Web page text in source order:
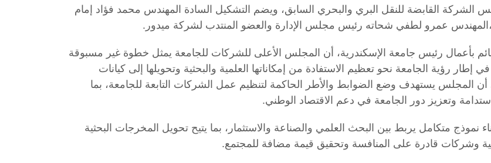
الشركة القابضة للنقل البري والبحري السابق، ويضم التشكيل السادة المهندس محمد فؤاد إمام
عمرو لطفي شحاته رئيس مجلس الإدارة والعضو المنتدب لشركة ميدور.
بأعمال رئيس جامعة الإسكندرية، أن المجلس الأعلى للشركات للجامعة يمثل خطوة غير مسبوقة
رؤية الجامعة نحو تعظيم الاستفادة من إمكاناتها العلمية والبحثية وتحويلها إلى كيانات
أن المجلس يستهدف وضع الضوابط والأطر الحاكمة لتنظيم عمل الشركات التابعة للجامعة، بما
وتعزيز دور الجامعة في دعم الاقتصاد الوطني.
متكامل يربط بين البحث العلمي والصناعة والاستثمار، بما يتيح تحويل المخرجات البحثية
وشركات قادرة على المنافسة وتحقيق قيمة مضافة للمجتمع.